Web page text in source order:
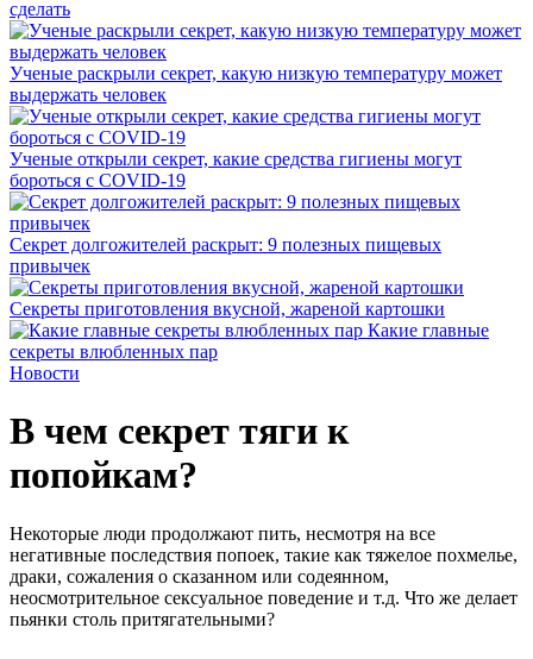
сделать
Ученые раскрыли секрет, какую низкую температуру может
выдержать человек
Ученые открыли секрет, какие средства гигиены могут
бороться с COVID-19
Секрет долгожителей раскрыт: 9 полезных пищевых
привычек
Секреты приготовления вкусной, жареной картошки
Какие главные
секреты влюбленных пар
Новости
В чем секрет тяги к
попойкам?
Некоторые люди продолжают пить, несмотря на все
негативные последствия попоек, такие как тяжелое похмелье,
драки, сожаления о сказанном или содеянном,
неосмотрительное сексуальное поведение и т.д. Что же делает
пьянки столь притягательными?